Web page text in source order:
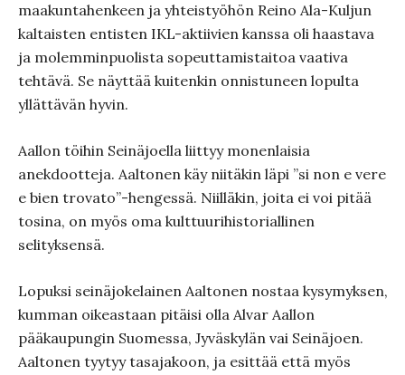
maakuntahenkeen ja yhteistyöhön Reino Ala-Kuljun
kaltaisten entisten IKL-aktiivien kanssa oli haastava
ja molemminpuolista sopeuttamistaitoa vaativa
tehtävä. Se näyttää kuitenkin onnistuneen lopulta
yllättävän hyvin.
Aallon töihin Seinäjoella liittyy monenlaisia
anekdootteja. Aaltonen käy niitäkin läpi ”si non e vere
e bien trovato”-hengessä. Niilläkin, joita ei voi pitää
tosina, on myös oma kulttuurihistoriallinen
selityksensä.
Lopuksi seinäjokelainen Aaltonen nostaa kysymyksen,
kumman oikeastaan pitäisi olla Alvar Aallon
pääkaupungin Suomessa, Jyväskylän vai Seinäjoen.
Aaltonen tyytyy tasajakoon, ja esittää että myös